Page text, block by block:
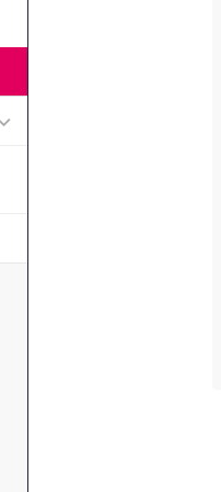
Undermeny för Pressrum